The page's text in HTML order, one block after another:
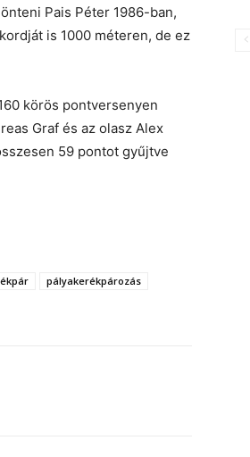
Pais Péter 1986-ban,
is 1000 méteren, de ez
körös pontversenyen
Graf és az olasz Alex
59 pontot gyűjtve
pályakerékpározás